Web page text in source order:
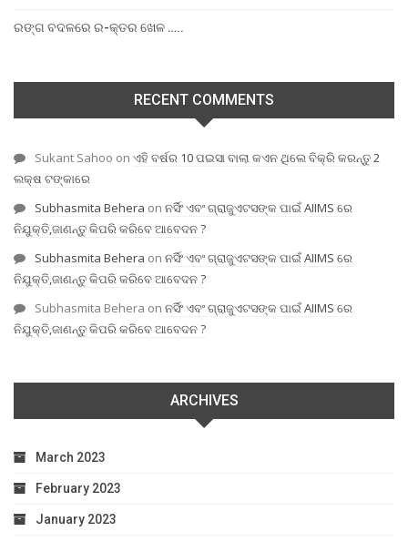
ରଙ୍ଗ ବଦଳରେ ର-କ୍ତର ଖେଳ …..
RECENT COMMENTS
Sukant Sahoo on ଏହି ବର୍ଷର 10 ପଇସା ବାଲା କଏନ ଥିଲେ ବିକ୍ରି କରନ୍ତୁ 2
ଲକ୍ଷ ଟଙ୍କାରେ
Subhasmita Behera on ନର୍ସିଂ ଏବଂ ଗ୍ରାଜୁଏଟସଙ୍କ ପାଇଁ AIIMS ରେ
ନିଯୁକ୍ତି,ଜାଣନ୍ତୁ କିପରି କରିବେ ଆବେଦନ ?
Subhasmita Behera on ନର୍ସିଂ ଏବଂ ଗ୍ରାଜୁଏଟସଙ୍କ ପାଇଁ AIIMS ରେ
ନିଯୁକ୍ତି,ଜାଣନ୍ତୁ କିପରି କରିବେ ଆବେଦନ ?
Subhasmita Behera on ନର୍ସିଂ ଏବଂ ଗ୍ରାଜୁଏଟସଙ୍କ ପାଇଁ AIIMS ରେ
ନିଯୁକ୍ତି,ଜାଣନ୍ତୁ କିପରି କରିବେ ଆବେଦନ ?
ARCHIVES
March 2023
February 2023
January 2023